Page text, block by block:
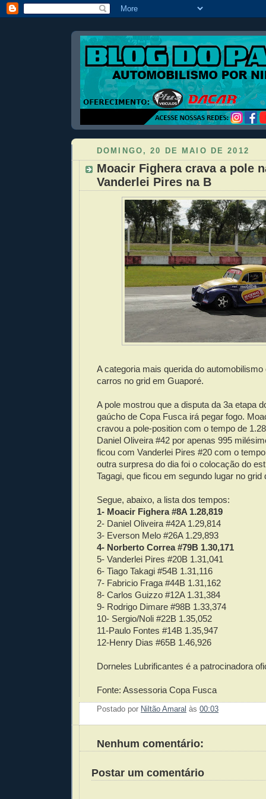
DOMINGO, 20 DE MAIO DE 2012
Moacir Fighera crava a pole
Vanderlei Pires na B
A categoria mais querida do
carros no grid em Guaporé.
A pole mostrou que a disputa da 3a etapa
gaúcho de Copa Fusca irá pegar fogo.
cravou a pole-position com o tempo de
Daniel Oliveira #42 por apenas 995
ficou com Vanderlei Pires #20 com o
outra surpresa do dia foi o colocação do
Tagagi, que ficou em segundo lugar no grid
Segue, abaixo, a lista dos tempos:
1- Moacir Fighera #8A 1.28,819
2- Daniel Oliveira #42A 1.29,814
3- Everson Melo #26A 1.29,893
4- Norberto Correa #79B 1.30,171
5- Vanderlei Pires #20B 1.31,041
6- Tiago Takagi #54B 1.31,116
7- Fabricio Fraga #44B 1.31,162
8- Carlos Guizzo #12A 1.31,384
9- Rodrigo Dimare #98B 1.33,374
10- Sergio/Noli #22B 1.35,052
11-Paulo Fontes #14B 1.35,947
12-Henry Dias #65B 1.46,926
Dorneles Lubrificantes é a patrocinadora
Fonte: Assessoria Copa Fusca
Postado por Niltão Amaral às 00:03
Nenhum comentário:
Postar um comentário